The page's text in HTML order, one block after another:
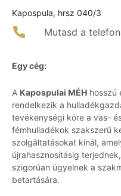
Kapospula, hrsz 040/3
Mutasd a
Egy cég:
A Kapospulai MÉH hosszú
rendelkezik a
tevékenységi köre a vas-
fémhulladékok szakszerű
szolgáltatásokat kínál,
újrahasznosításig
szigorúan ügyelnek a
betartására.